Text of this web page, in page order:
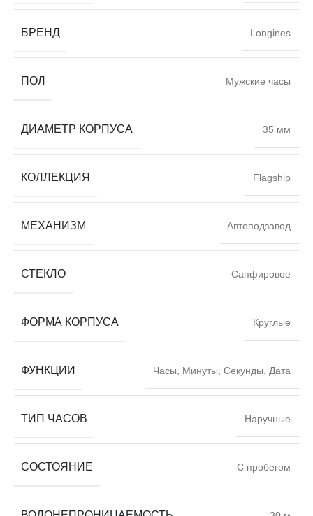
БРЕНД Longines
ПОЛ Мужские часы
ДИАМЕТР КОРПУСА 35 мм
КОЛЛЕКЦИЯ Flagship
МЕХАНИЗМ Автоподзавод
СТЕКЛО Сапфировое
ФОРМА КОРПУСА Круглые
ФУНКЦИИ Часы, Минуты, Секунды, Дата
ТИП ЧАСОВ Наручные
СОСТОЯНИЕ С пробегом